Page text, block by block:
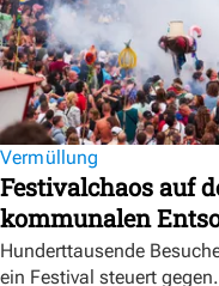
Vermüllung
Festivalchaos auf
kommunalen
Hunderttausende
ein Festival steuert